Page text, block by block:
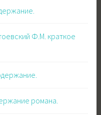
Ф.М. краткое
романа.